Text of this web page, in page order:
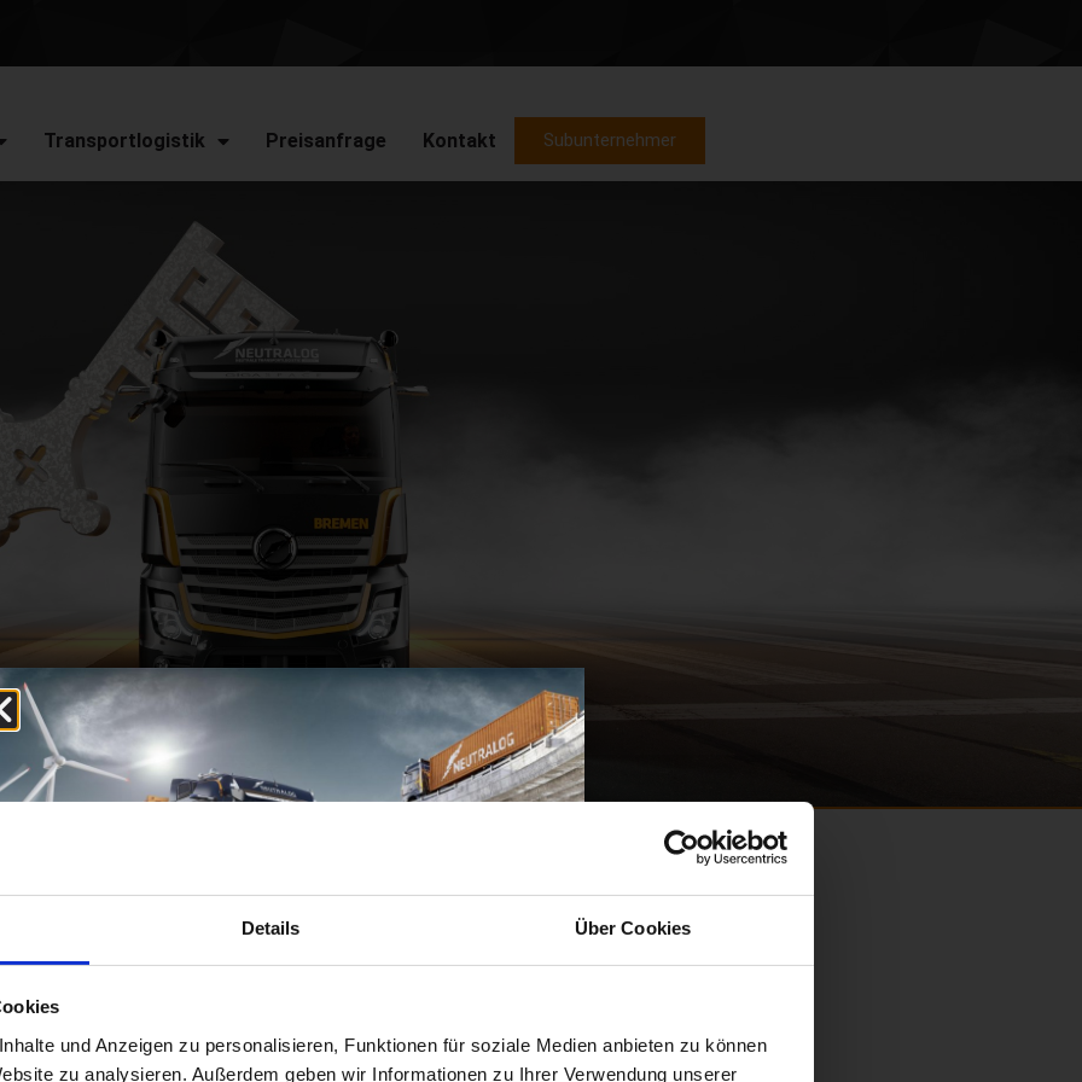
Details Über Cookies
und Anzeigen zu personalisieren, Funktionen für soziale Medien anbieten zu können
zu analysieren. Außerdem geben wir Informationen zu Ihrer Verwendung unserer
Transportlogistik Preisanfrage Kontakt Subunternehmer
Aufträge bitte per E-Mail an:
WIR